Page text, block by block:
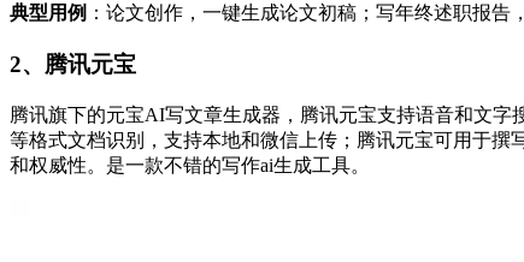
典型用例 ：论文创作，一键生成论文初稿；写年终述职报告
2、腾讯元宝
腾讯旗下的元宝AI写文章生成器，腾讯元宝支持语音和文字
等格式文档识别，支持本地和微信上传；腾讯元宝可用于撰
和权威性。是一款不错的写作ai生成工具。